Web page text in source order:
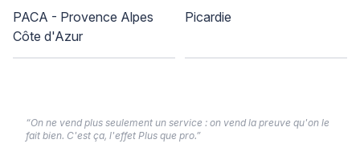
PACA - Provence Alpes
Côte d'Azur
Picardie
“On ne vend plus seulement un service : on vend la preuve qu'on le
fait bien. C'est ça, l'effet Plus que pro.”